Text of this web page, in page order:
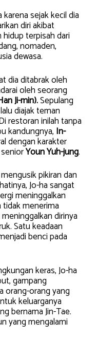
sejak kecil dia
diri akibat
hidup terpisah dari
nomaden,
dewasa.
dia ditabrak oleh
oleh seorang
Ji-min).Sepulang
diajak teman
restoran inilah tanpa
kandungnya, In-
dengan karakter
Youn Yuh-jung.
pikiran dan
Jo-ha sangat
meninggalkan
tidak menerima
dirinya
Satu keadaan
benci pada
keras, Jo-ha
gampang
orang-orang yang
keluarganya
bernama Jin-Tae.
yang mengalami